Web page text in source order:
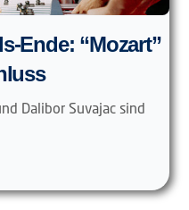
Ende: “Mozart”
Dalibor Suvajac sind